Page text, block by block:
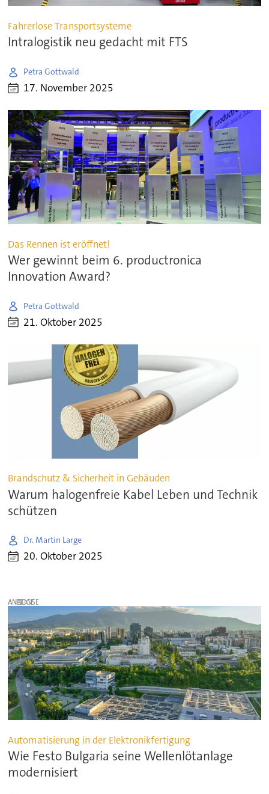
Fahrerlose Transportsysteme
Intralogistik neu gedacht mit FTS
Petra Gottwald
17. November 2025
Das Rennen ist eröffnet!
Wer gewinnt beim 6. productronica
Innovation Award?
Petra Gottwald
21. Oktober 2025
Brandschutz & Sicherheit in Gebäuden
Warum halogenfreie Kabel Leben und Technik
schützen
Dr. Martin Large
20. Oktober 2025
ANZEIGE
Automatisierung in der Elektronikfertigung
Wie Festo Bulgaria seine Wellenlötanlage
modernisiert